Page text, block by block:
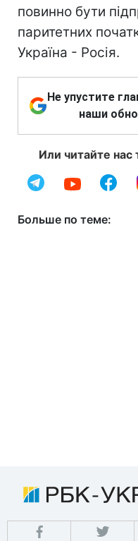
повинно бути
паритетних
Україна - Росія.
Не упустите
наши
Или читайте нас
Больше по теме: